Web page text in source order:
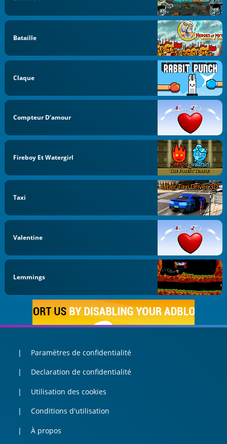
Bataille
Claque
Compteur D'amour
Fireboy Et Watergirl
Taxi
Valentine
Lemmings
Paramètres de confidentialité
Declaration de confidentialité
Utilisation des cookies
Conditions d'utilisation
À propos